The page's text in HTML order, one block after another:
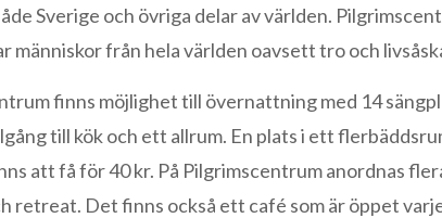
Sverige och övriga delar av världen.
människor från hela världen oavsett tro och
finns möjlighet till övernattning med 14
till kök och ett allrum. En plats i ett
att få för 40 kr. På Pilgrimscentrum anordnas
retreat. Det finns också ett café som är öppet